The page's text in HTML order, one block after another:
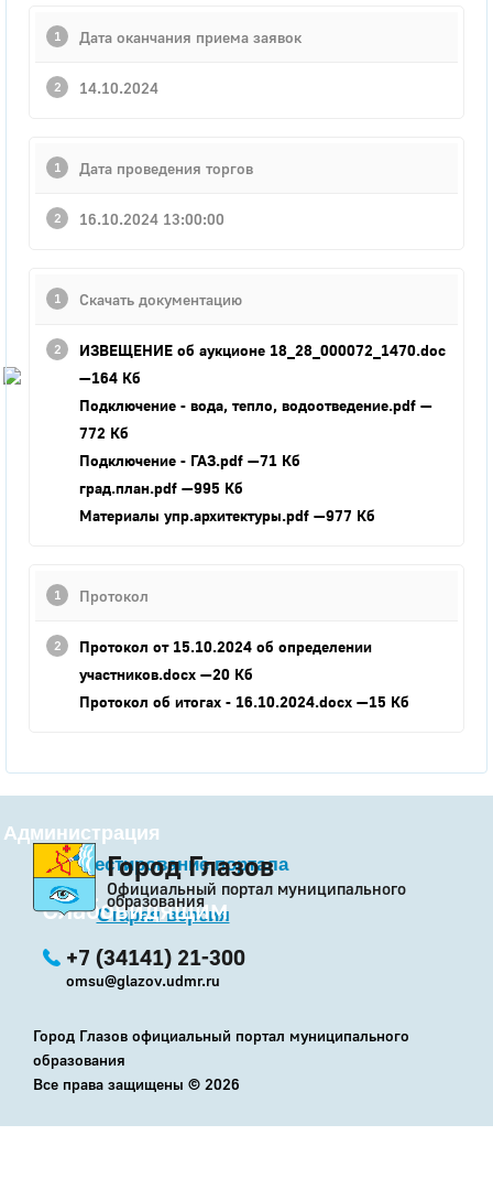
Глазов
Официальный портал
образования
История
Настоящее
Стратегия
Гостям
Жителям
Бизнесу
Дума
Администрация
Бета-тестирование портала
Старая версия
Слабовидящим
Дата оканчания приема заявок
14.10.2024
Дата проведения торгов
16.10.2024 13:00:00
Скачать документацию
ИЗВЕЩЕНИЕ об аукционе 18_28_000072_1470.doc
—164 Кб
Подключение - вода, тепло, водоотведение.pdf —
772 Кб
Подключение - ГАЗ.pdf —71 Кб
град.план.pdf —995 Кб
Материалы упр.архитектуры.pdf —977 Кб
Протокол
Протокол от 15.10.2024 об определении
участников.docx —20 Кб
Протокол об итогах - 16.10.2024.docx —15 Кб
Город Глазов
Официальный портал муниципального
образования
+7 (34141) 21-300
omsu@glazov.udmr.ru
Город Глазов официальный портал муниципального
образования
Все права защищены © 2026